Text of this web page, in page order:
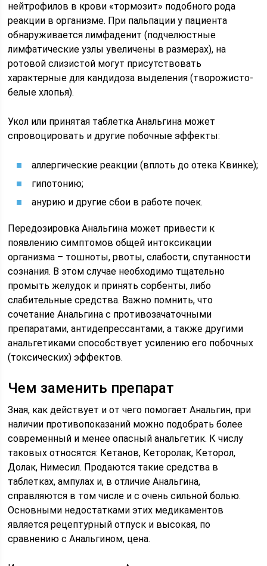
нейтрофилов в крови «тормозит» подобного рода
реакции в организме. При пальпации у пациента
обнаруживается лимфаденит (подчелюстные
лимфатические узлы увеличены в размерах), на
ротовой слизистой могут присутствовать
характерные для кандидоза выделения (творожисто-
белые хлопья).
Укол или принятая таблетка Анальгина может
спровоцировать и другие побочные эффекты:
аллергические реакции (вплоть до отека Квинке);
гипотонию;
анурию и другие сбои в работе почек.
Передозировка Анальгина может привести к
появлению симптомов общей интоксикации
организма – тошноты, рвоты, слабости, спутанности
сознания. В этом случае необходимо тщательно
промыть желудок и принять сорбенты, либо
слабительные средства. Важно помнить, что
сочетание Анальгина с противозачаточными
препаратами, антидепрессантами, а также другими
анальгетиками способствует усилению его побочных
(токсических) эффектов.
Чем заменить препарат
Зная, как действует и от чего помогает Анальгин, при
наличии противопоказаний можно подобрать более
современный и менее опасный анальгетик. К числу
таковых относятся: Кетанов, Кеторолак, Кеторол,
Долак, Нимесил. Продаются такие средства в
таблетках, ампулах и, в отличие Анальгина,
справляются в том числе и с очень сильной болью.
Основными недостатками этих медикаментов
является рецептурный отпуск и высокая, по
сравнению с Анальгином, цена.